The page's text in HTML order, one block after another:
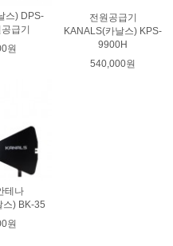
스) DPS-
급기
원
전원공급기
KANALS(카날스) KPS-
9900H
540,000원
테나
스) BK-35
원